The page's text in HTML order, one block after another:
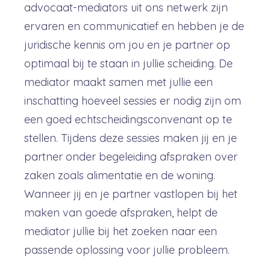
advocaat-mediators uit ons netwerk zijn
ervaren en communicatief en hebben je de
juridische kennis om jou en je partner op
optimaal bij te staan in jullie scheiding. De
mediator maakt samen met jullie een
inschatting hoeveel sessies er nodig zijn om
een goed echtscheidingsconvenant op te
stellen. Tijdens deze sessies maken jij en je
partner onder begeleiding afspraken over
zaken zoals alimentatie en de woning.
Wanneer jij en je partner vastlopen bij het
maken van goede afspraken, helpt de
mediator jullie bij het zoeken naar een
passende oplossing voor jullie probleem.